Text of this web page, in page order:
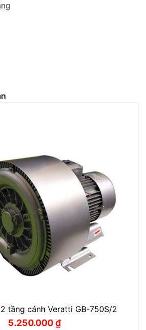
tầng cánh Veratti GB-750S/2
Giá
5.250.000₫
Giá